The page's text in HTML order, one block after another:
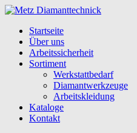
Startseite
Über uns
Arbeitssicherheit
Sortiment
Werkstattbedarf
Diamantwerkzeuge
Arbeitskleidung
Kataloge
Kontakt